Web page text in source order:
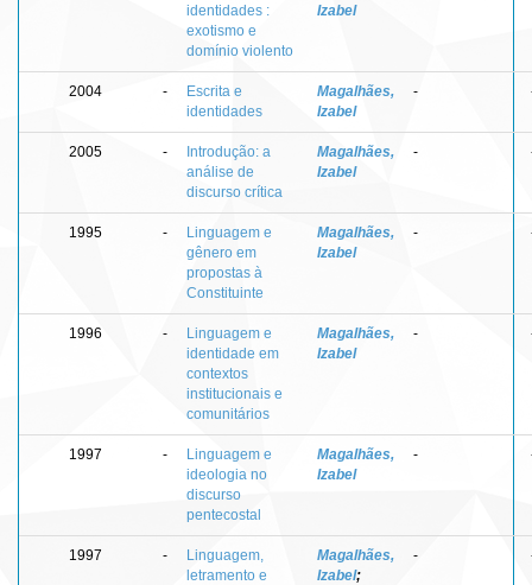
identidades :
exotismo e
domínio violento
Izabel
2004 -
Escrita e
identidades
Magalhães,
Izabel
-
2005 -
Introdução: a
análise de
discurso crítica
Magalhães,
Izabel
-
1995 -
Linguagem e
gênero em
propostas à
Constituinte
Magalhães,
Izabel
-
1996 -
Linguagem e
identidade em
contextos
institucionais e
comunitários
Magalhães,
Izabel
-
1997 -
Linguagem e
ideologia no
discurso
pentecostal
Magalhães,
Izabel
-
1997 -
Linguagem,
letramento e
Magalhães,
Izabel;
-